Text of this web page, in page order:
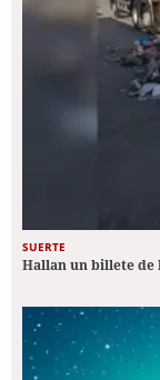
SUERTE
Hallan un billete